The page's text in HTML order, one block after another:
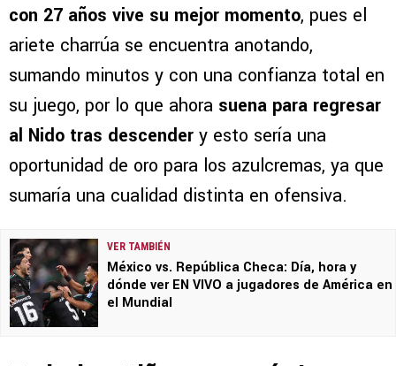
con 27 años vive su mejor momento, pues el
ariete charrúa se encuentra anotando,
sumando minutos y con una confianza total en
su juego, por lo que ahora suena para regresar
al Nido tras descender y esto sería una
oportunidad de oro para los azulcremas, ya que
sumaría una cualidad distinta en ofensiva.
VER TAMBIÉN
México vs. República Checa: Día, hora y
dónde ver EN VIVO a jugadores de América en
el Mundial